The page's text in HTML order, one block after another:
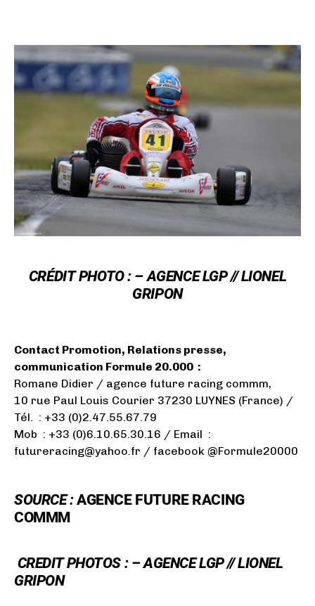
CRÉDITPHOTO : –AGENCE LGP // LIONEL
GRIPON
Contact Promotion, Relations presse,
communication Formule 20.000 :
Romane Didier / agence future racing commm,
10 rue Paul Louis Courier 37230 LUYNES (France) /
Tél. : +33 (0)2.47.55.67.79
Mob : +33 (0)6.10.65.30.16 / Email :
futureracing@yahoo.fr / facebook @Formule20000
SOURCE :AGENCE FUTURE RACING
COMMM
CREDIT PHOTOS : –AGENCE LGP // LIONEL
GRIPON